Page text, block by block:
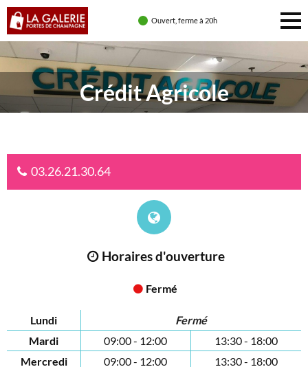
Ouvert, ferme à 20h
Crédit Agricole
03.26.21.30.64
Horaires d'ouverture
Fermé
Lundi
Fermé
Mardi
09:00 - 12:00
13:30 - 18:00
Mercredi
09:00 - 12:00
13:30 - 18:00